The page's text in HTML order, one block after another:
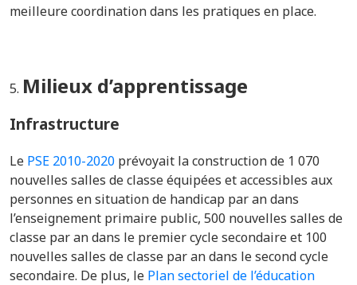
meilleure coordination dans les pratiques en place.
Milieux d’apprentissage
Infrastructure
Le PSE 2010-2020 prévoyait la construction de 1 070
nouvelles salles de classe équipées et accessibles aux
personnes en situation de handicap par an dans
l’enseignement primaire public, 500 nouvelles salles de
classe par an dans le premier cycle secondaire et 100
nouvelles salles de classe par an dans le second cycle
secondaire. De plus, le Plan sectoriel de l’éducation